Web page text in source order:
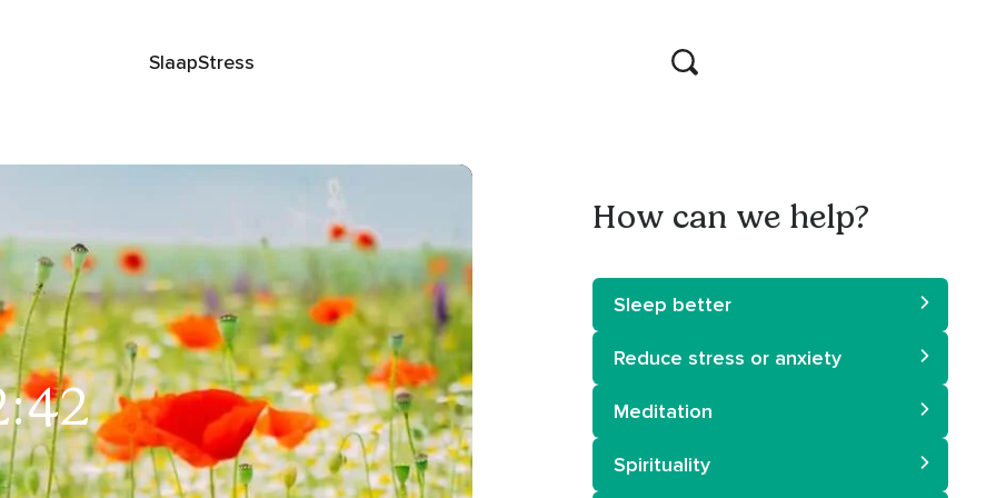
SlaapStress
How can we help?
Sleep better
Reduce stress or anxiety
Meditation
Spirituality